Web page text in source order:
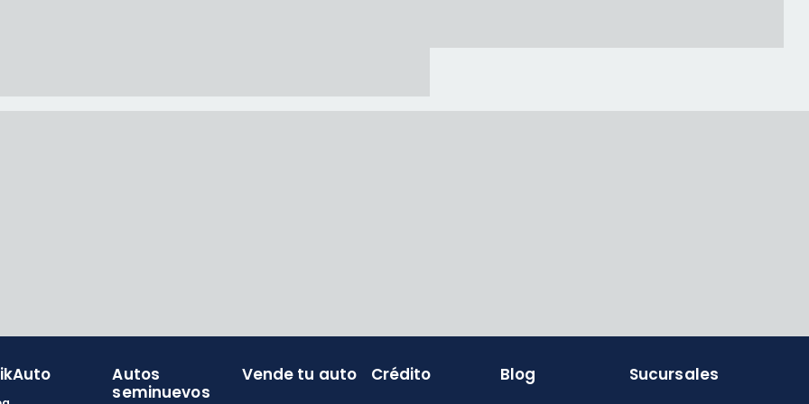
Autos
seminuevos
Vende tu auto Crédito Blog Sucursales